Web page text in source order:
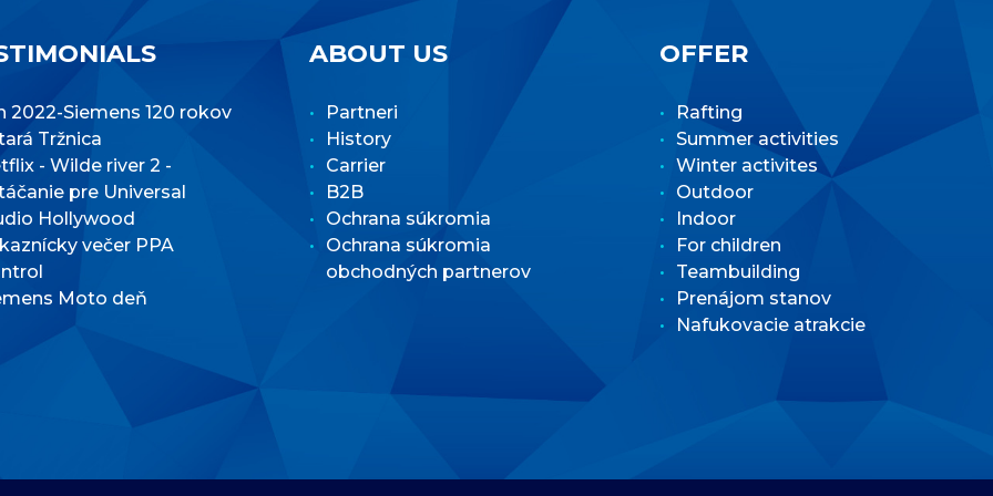
2022-Siemens 120 rokov
Tržnica
- Wilde river 2 -
pre Universal
Hollywood
večer PPA
Moto deň
ABOUT US
Partneri
History
Carrier
B2B
Ochrana súkromia
Ochrana súkromia
obchodných partnerov
OFFER
Rafting
Summer activities
Winter activites
Outdoor
Indoor
For children
Teambuilding
Prenájom stanov
Nafukovacie atrakcie